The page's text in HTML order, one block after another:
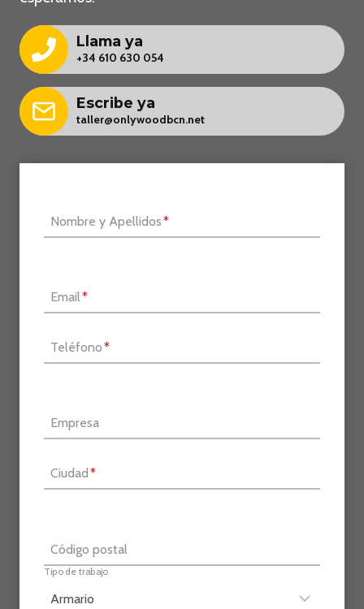
Llama ya
+34 610 630 054
Escribe ya
taller@onlywoodbcn.net
Nombre y Apellidos*
Email*
Teléfono*
Empresa
Ciudad*
Código postal
Tipo de trabajo